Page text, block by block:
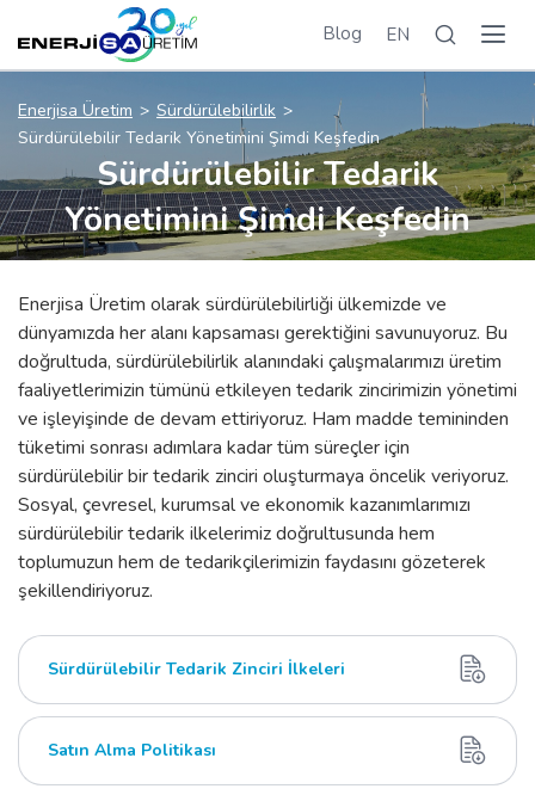
Blog EN
Enerjisa Üretim
Sürdürülebilirlik
Sürdürülebilir Tedarik Yönetimini Şimdi Keşfedin
Sürdürülebilir Tedarik
Yönetimini Şimdi Keşfedin
Enerjisa Üretim olarak sürdürülebilirliği ülkemizde ve
dünyamızda her alanı kapsaması gerektiğini savunuyoruz. Bu
doğrultuda, sürdürülebilirlik alanındaki çalışmalarımızı üretim
faaliyetlerimizin tümünü etkileyen tedarik zincirimizin yönetimi
ve işleyişinde de devam ettiriyoruz. Ham madde temininden
tüketimi sonrası adımlara kadar tüm süreçler için
sürdürülebilir bir tedarik zinciri oluşturmaya öncelik veriyoruz.
Sosyal, çevresel, kurumsal ve ekonomik kazanımlarımızı
sürdürülebilir tedarik ilkelerimiz doğrultusunda hem
toplumuzun hem de tedarikçilerimizin faydasını gözeterek
şekillendiriyoruz.
Sürdürülebilir Tedarik Zinciri İlkeleri
Satın Alma Politikası